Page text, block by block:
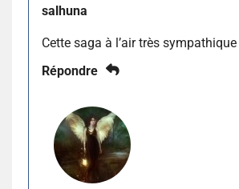
salhuna
Cette saga à l’air très sympathique
Répondre